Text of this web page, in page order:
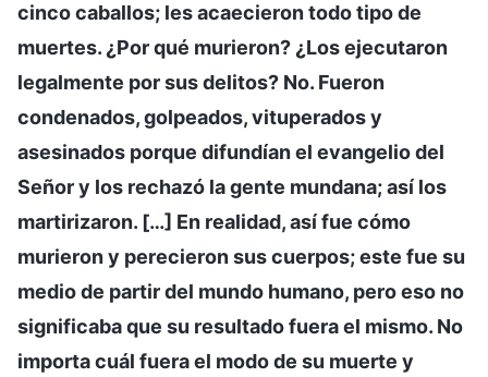
cinco caballos; les acaecieron todo tipo de
muertes. ¿Por qué murieron? ¿Los ejecutaron
legalmente por sus delitos? No. Fueron
condenados, golpeados, vituperados y
asesinados porque difundían el evangelio del
Señor y los rechazó la gente mundana; así los
martirizaron. […] En realidad, así fue cómo
murieron y perecieron sus cuerpos; este fue su
medio de partir del mundo humano, pero eso no
significaba que su resultado fuera el mismo. No
importa cuál fuera el modo de su muerte y